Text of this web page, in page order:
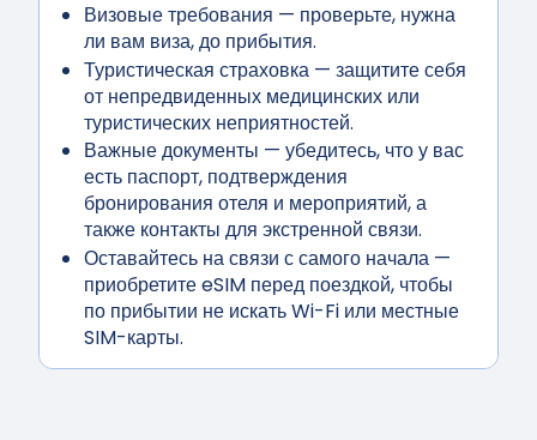
Визовые требования — проверьте, нужна
ли вам виза, до прибытия.
Туристическая страховка — защитите себя
от непредвиденных медицинских или
туристических неприятностей.
Важные документы — убедитесь, что у вас
есть паспорт, подтверждения
бронирования отеля и мероприятий, а
также контакты для экстренной связи.
Оставайтесь на связи с самого начала —
приобретите eSIM перед поездкой, чтобы
по прибытии не искать Wi-Fi или местные
SIM-карты.